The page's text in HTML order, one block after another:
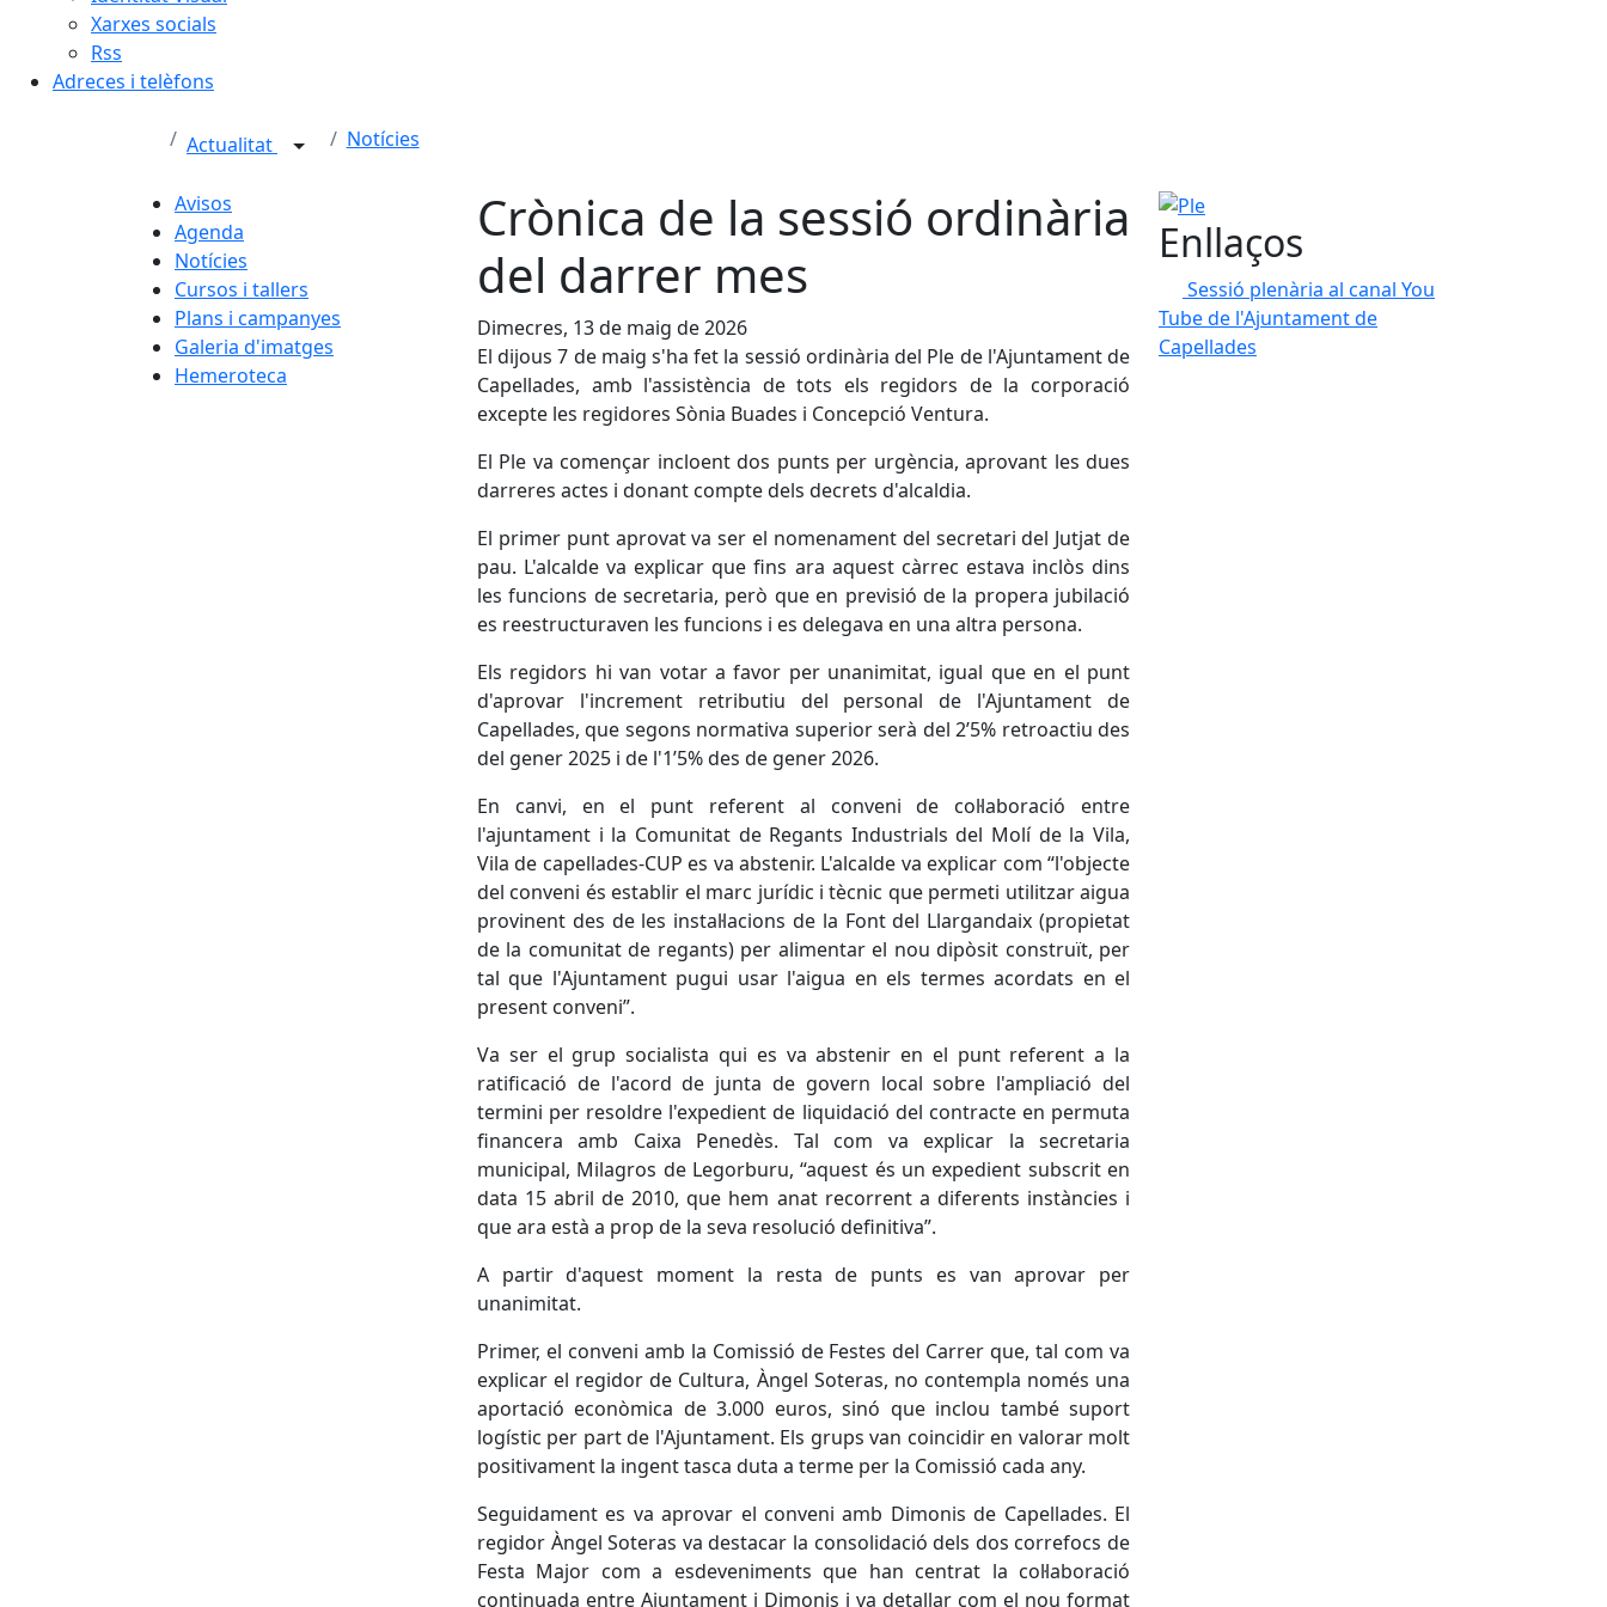
Xarxes socials
Rss
Adreces i telèfons
Actualitat Notícies
Avisos
Agenda
Notícies
Cursos i tallers
Plans i campanyes
Galeria d'imatges
Hemeroteca
Crònica de la sessió ordinària
del darrer mes
Dimecres, 13 de maig de 2026
El dijous 7 de maig s'ha fet la sessió ordinària del Ple de l'Ajuntament de
Capellades, amb l'assistència de tots els regidors de la corporació
excepte les regidores Sònia Buades i Concepció Ventura.
El Ple va començar incloent dos punts per urgència, aprovant les dues
darreres actes i donant compte dels decrets d'alcaldia.
El primer punt aprovat va ser el nomenament del secretari del Jutjat de
pau. L'alcalde va explicar que fins ara aquest càrrec estava inclòs dins
les funcions de secretaria, però que en previsió de la propera jubilació
es reestructuraven les funcions i es delegava en una altra persona.
Els regidors hi van votar a favor per unanimitat, igual que en el punt
d'aprovar l'increment retributiu del personal de l'Ajuntament de
Capellades, que segons normativa superior serà del 2’5% retroactiu des
del gener 2025 i de l'1’5% des de gener 2026.
En canvi, en el punt referent al conveni de col·laboració entre
l'ajuntament i la Comunitat de Regants Industrials del Molí de la Vila,
Vila de capellades-CUP es va abstenir. L'alcalde va explicar com “l'objecte
del conveni és establir el marc jurídic i tècnic que permeti utilitzar aigua
provinent des de les instal·lacions de la Font del Llargandaix (propietat
de la comunitat de regants) per alimentar el nou dipòsit construït, per
tal que l'Ajuntament pugui usar l'aigua en els termes acordats en el
present conveni”.
Va ser el grup socialista qui es va abstenir en el punt referent a la
ratificació de l'acord de junta de govern local sobre l'ampliació del
termini per resoldre l'expedient de liquidació del contracte en permuta
financera amb Caixa Penedès. Tal com va explicar la secretaria
municipal, Milagros de Legorburu, “aquest és un expedient subscrit en
data 15 abril de 2010, que hem anat recorrent a diferents instàncies i
que ara està a prop de la seva resolució definitiva”.
A partir d'aquest moment la resta de punts es van aprovar per
unanimitat.
Primer, el conveni amb la Comissió de Festes del Carrer que, tal com va
explicar el regidor de Cultura, Àngel Soteras, no contempla només una
aportació econòmica de 3.000 euros, sinó que inclou també suport
logístic per part de l'Ajuntament. Els grups van coincidir en valorar molt
positivament la ingent tasca duta a terme per la Comissió cada any.
Seguidament es va aprovar el conveni amb Dimonis de Capellades. El
regidor Àngel Soteras va destacar la consolidació dels dos correfocs de
Festa Major com a esdeveniments que han centrat la col·laboració
continuada entre Ajuntament i Dimonis i va detallar com el nou format
Ple
Enllaços
Sessió plenària al canal You
Tube de l'Ajuntament de
Capellades